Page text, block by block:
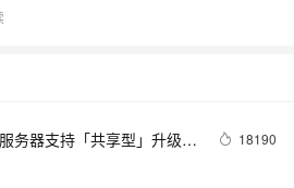
务器支持「共享型」升级
18190